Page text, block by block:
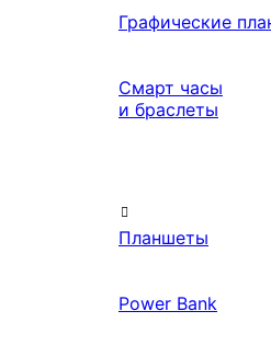
Графические
Смарт часы
и браслеты
Планшеты
Power Bank